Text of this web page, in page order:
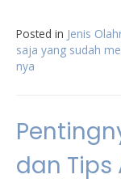
Posted in Jenis
saja yang sudah
nya
dan Tips